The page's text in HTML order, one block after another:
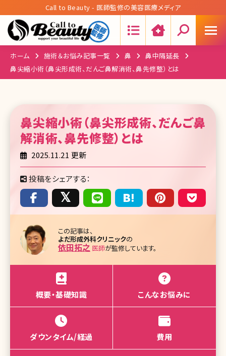
Call to Beauty - 医師監修の美容医療メディア
ホーム 施術＆お悩み記事一覧 鼻
鼻中隔延長
鼻尖縮小術（鼻尖形成術、だんご鼻解消術、鼻先修整）とは
鼻尖縮小術（鼻尖形成術、だんご鼻
解消術、鼻先修整） とは
2025.11.21 更新
投稿をシェアする：
この記事は、
よだ形成外科クリニックの
依田拓之 医師が監修しています。
概要・基礎知識 こんなお悩みに
ダウンタイム/経過 費用